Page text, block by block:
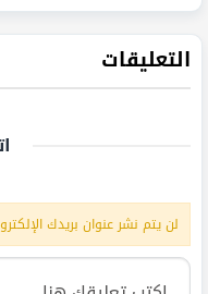
التعليقات
لن يتم نشر عنوان بريدك